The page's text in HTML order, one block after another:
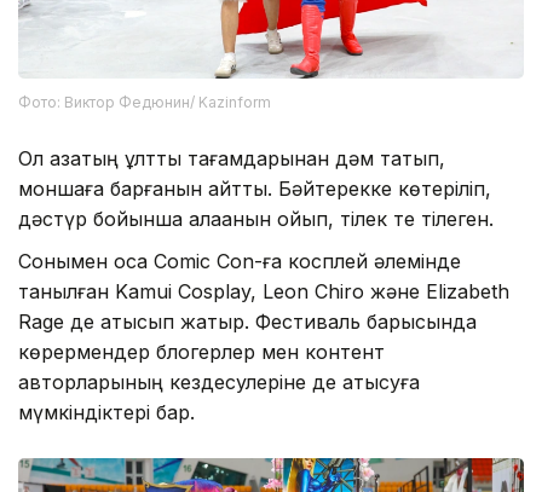
Фото: Виктор Федюнин/ Kazinform
Ол қазақтың ұлттық тағамдарынан дәм татып,
моншаға барғанын айтты. Бәйтерекке көтеріліп,
дәстүр бойынша алақанын қойып, тілек те тілеген.
Сонымен қоса Comic Con-ға косплей әлемінде
танылған Kamui Cosplay, Leon Chiro және Elizabeth
Rage де қатысып жатыр. Фестиваль барысында
көрермендер блогерлер мен контент
авторларының кездесулеріне де қатысуға
мүмкіндіктері бар.